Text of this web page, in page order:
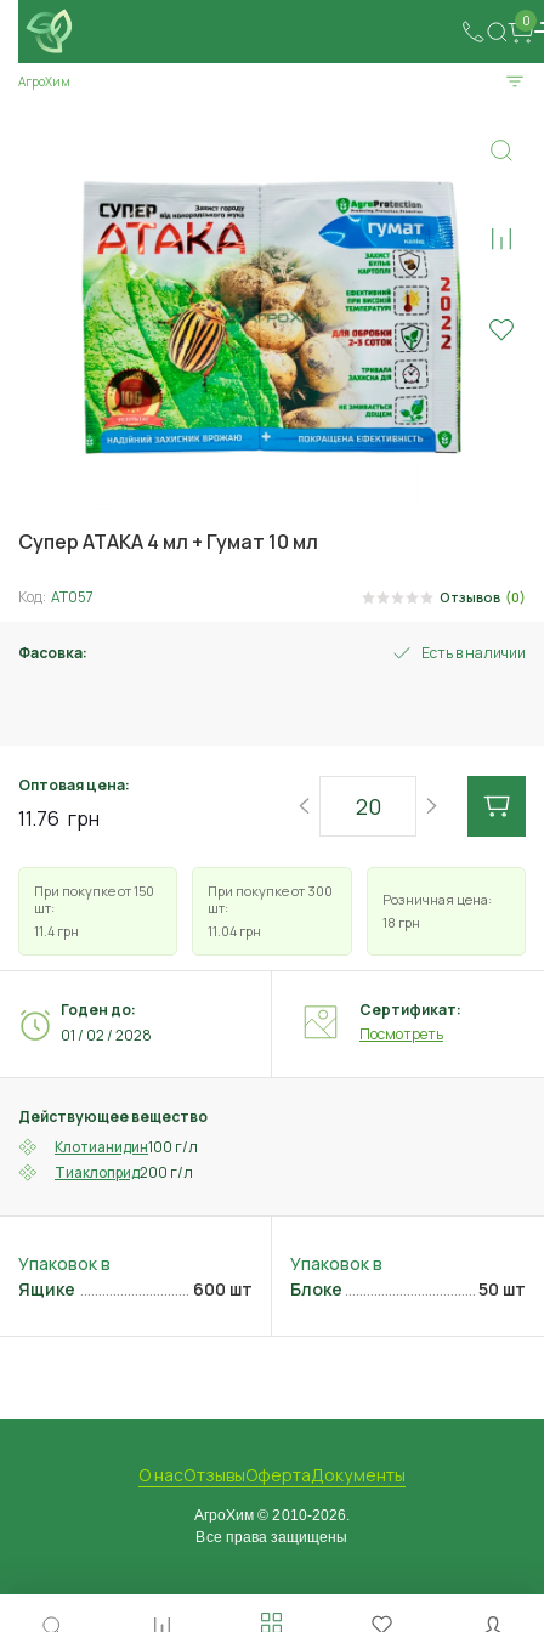
0
АгроХим
Супер АТАКА 4 мл + Гумат 10 мл
Код: АТ057 Отзывов (0)
Фасовка: Есть в наличии
Оптовая цена:
11.76 грн
При покупке от 150
шт:
11.4 грн
При покупке от 300
шт:
11.04 грн
Розничная цена:
18 грн
Действующее вещество
Клотианидин100 г/л
Тиаклоприд200 г/л
Годен до:
01 / 02 / 2028
Сертификат:
Посмотреть
Ящике 600 шт Блоке 50 шт
О насОтзывыОфертаДокументы
АгроХим © 2010-2026.
Все права защищены